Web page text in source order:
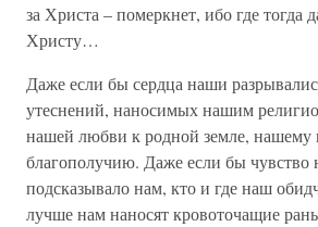
за Христа – померкнет, ибо где тогда
Христу…
Даже если бы сердца наши
утеснений, наносимых нашим
нашей любви к родной земле, нашему
благополучию. Даже если бы чувство
подсказывало нам, кто и где наш
лучше нам наносят кровоточащие